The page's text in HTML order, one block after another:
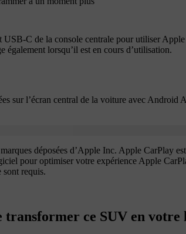
C de la console centrale pour utiliser
également lorsqu’il est en cours d’utilisation.
sur l’écran central de la voiture avec
déposées d’Apple Inc. Apple CarPlay
pour optimiser votre expérience Apple
sont requis.
transformer ce SUV en votre